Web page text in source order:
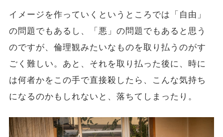
イメージを作っていくというところでは「自由」
の問題でもあるし、「悪」の問題でもあると思う
のですが、倫理観みたいなものを取り払うのがす
ごく難しい。あと、それを取り払った後に、時に
は何者かをこの手で直接殺したら、こんな気持ち
になるのかもしれないと、落ちてしまったり。